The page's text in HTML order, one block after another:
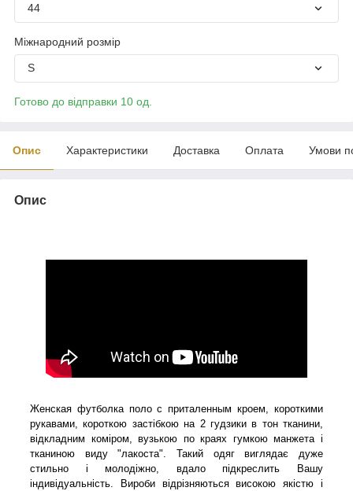
44
Міжнародний розмір
S
Готово до відправки 10 од.
Опис Характеристики Доставка Оплата Умови
Опис
Женская футболка поло с приталенным кроем, короткими
рукавами, короткою застібкою на 2 гудзики в тон тканини,
відкладним коміром, вузькою по краях гумкою манжета і
тканиною виду "лакоста". Такий одяг виглядає дуже
стильно і молодіжно, вдало підкреслить Вашу
індивідуальність. Вироби відрізняються високою якістю і